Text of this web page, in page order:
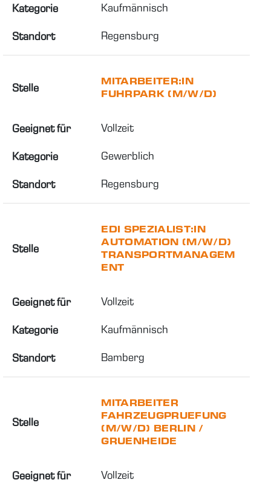
Kategorie Kaufmännisch
Standort Regensburg
Stelle
MITARBEITER:IN
FUHRPARK (M/W/D)
Geeignet für Vollzeit
Kategorie Gewerblich
Standort Regensburg
Stelle
EDI SPEZIALIST:IN
AUTOMATION (M/W/D)
TRANSPORTMANAGEM
ENT
Geeignet für Vollzeit
Kategorie Kaufmännisch
Standort Bamberg
Stelle
MITARBEITER
FAHRZEUGPRUEFUNG
(M/W/D) BERLIN /
GRUENHEIDE
Geeignet für Vollzeit